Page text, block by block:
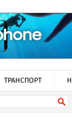
ТРАНСПОРТ